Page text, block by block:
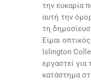
την ευκαρία
αυτή την
τη
Είμαι
Islington
εργαστεί για
κατάστημα